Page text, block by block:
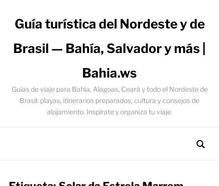
Guía turística del Nordeste y de
Brasil — Bahía, Salvador y más |
Bahia.ws
Guías de viaje para Bahía, Alagoas, Ceará y todo el Nordeste de
Brasil: playas, itinerarios preparados, cultura y consejos de
alojamiento. Inspírate y organiza tu viaje.